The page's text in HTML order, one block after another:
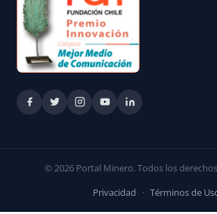
© 2026 Portal Minero. Todos los
Privacidad · Términos de